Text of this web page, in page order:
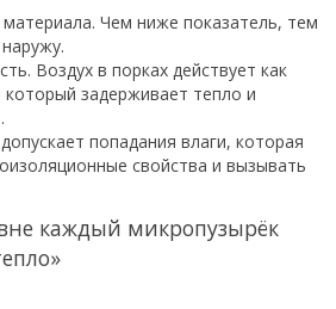
Чем ниже показатель, тем
Воздух в порках действует как
задерживает тепло и
попадания влаги, которая
свойства и вызывать
каждый микропузырёк